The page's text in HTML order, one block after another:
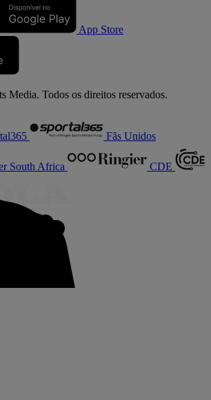
App Store
Media. Todos os direitos reservados.
Fãs Unidos
South Africa CDE